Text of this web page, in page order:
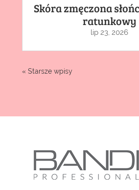
Skóra zmęczona
ratunkowy
lip 23, 2026
« Starsze wpisy